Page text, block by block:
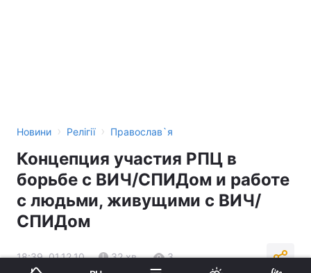
Новини › Релігії › Православ`я
Концепция участия РПЦ в
борьбе с ВИЧ/СПИДом и работе
с людьми, живущими с ВИЧ/
СПИДом
18:39, 01.12.10 32 хв. 3